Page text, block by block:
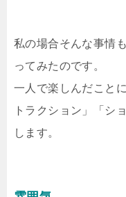
私の場合そんな事情
ってみたのです。
一人で楽しんだこと
トラクション」「シ
します。